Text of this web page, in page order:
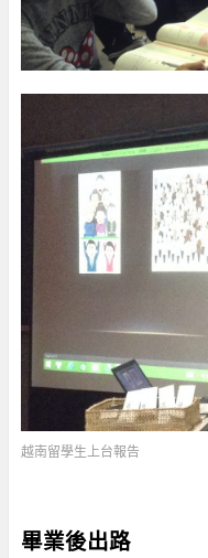
越南留學生上台報告
畢業後出路